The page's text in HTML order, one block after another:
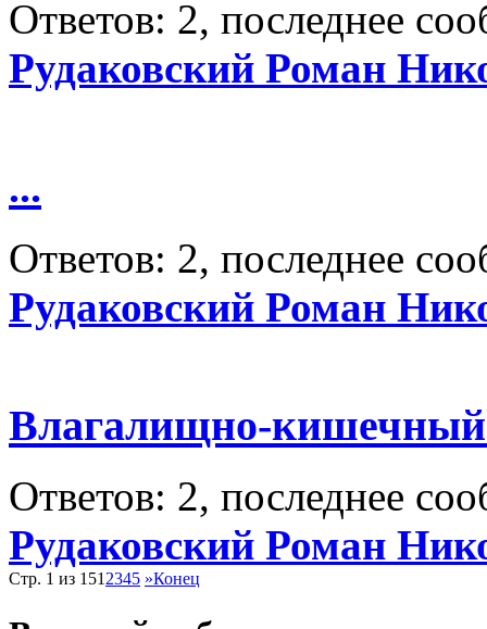
Ответов: 2, последнее
Рудаковский Роман
...
Ответов: 2, последнее
Рудаковский Роман
Влагалищно-
Ответов: 2, последнее
Рудаковский Роман
Стр. 1 из 151 2345 »Конец